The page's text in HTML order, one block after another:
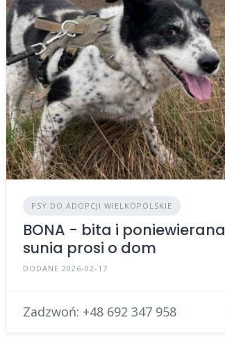
PSY DO ADOPCJI WIELKOPOLSKIE
BONA - bita i poniewierana
sunia prosi o dom
DODANE 2026-02-17
Zadzwoń: +48 692 347 958